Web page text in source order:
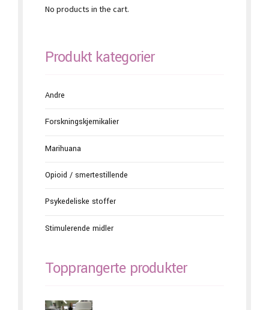
No products in the cart.
Produkt kategorier
Andre
Forskningskjemikalier
Marihuana
Opioid / smertestillende
Psykedeliske stoffer
Stimulerende midler
Topprangerte produkter